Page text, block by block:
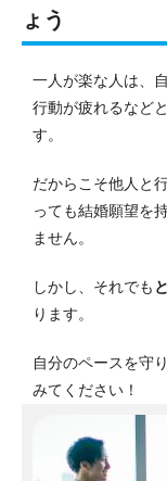
ょう
一人が楽な人は、
行動が疲れるなど
す。
だからこそ他人と
っても結婚願望を
ません。
しかし、それでも
ります。
自分のペースを守
みてください！